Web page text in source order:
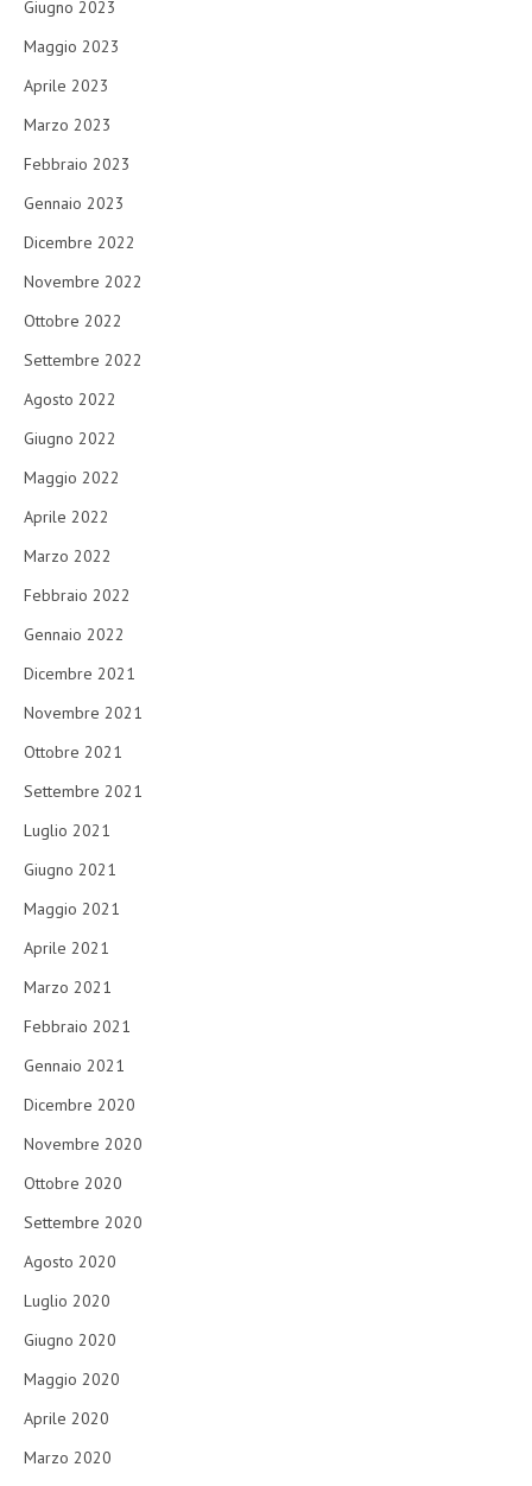
Giugno 2023
Maggio 2023
Aprile 2023
Marzo 2023
Febbraio 2023
Gennaio 2023
Dicembre 2022
Novembre 2022
Ottobre 2022
Settembre 2022
Agosto 2022
Giugno 2022
Maggio 2022
Aprile 2022
Marzo 2022
Febbraio 2022
Gennaio 2022
Dicembre 2021
Novembre 2021
Ottobre 2021
Settembre 2021
Luglio 2021
Giugno 2021
Maggio 2021
Aprile 2021
Marzo 2021
Febbraio 2021
Gennaio 2021
Dicembre 2020
Novembre 2020
Ottobre 2020
Settembre 2020
Agosto 2020
Luglio 2020
Giugno 2020
Maggio 2020
Aprile 2020
Marzo 2020